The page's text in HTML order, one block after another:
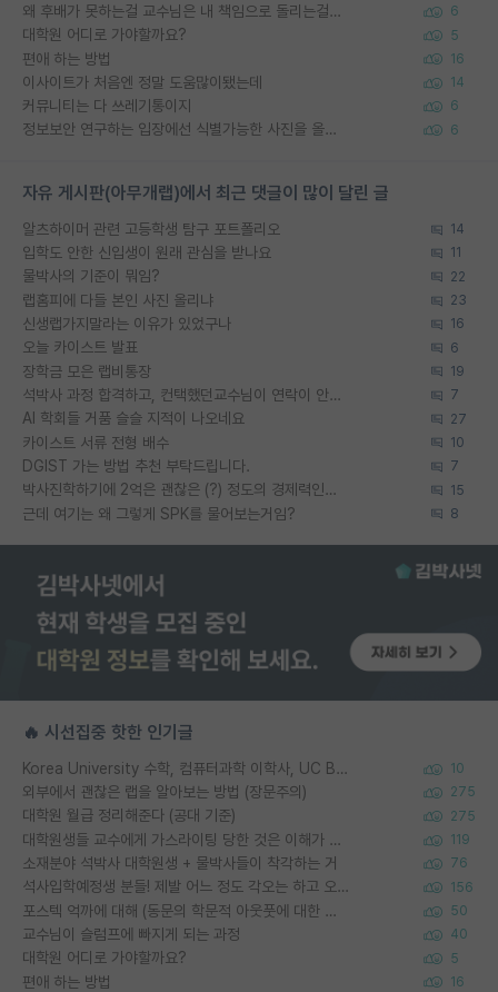
왜 후배가 못하는걸 교수님은 내 책임으로 돌리는걸까요? 6
대학원 어디로 가야할까요? 5
편애 하는 방법 16
이사이트가 처음엔 정말 도움많이됐는데 14
커뮤니티는 다 쓰레기통이지 6
정보보안 연구하는 입장에선 식별가능한 사진을 올리는건 비추이긴함 6
자유 게시판(아무개랩)에서 최근 댓글이 많이 달린 글
알츠하이머 관련 고등학생 탐구 포트폴리오 14
입학도 안한 신입생이 원래 관심을 받나요 11
물박사의 기준이 뭐임? 22
랩홈피에 다들 본인 사진 올리냐 23
신생랩가지말라는 이유가 있었구나 16
오늘 카이스트 발표 6
장학금 모은 랩비통장 19
석박사 과정 합격하고, 컨택했던교수님이 연락이 안됩니다... 7
AI 학회들 거품 슬슬 지적이 나오네요 27
카이스트 서류 전형 배수 10
DGIST 가는 방법 추천 부탁드립니다. 7
박사진학하기에 2억은 괜찮은 (?) 정도의 경제력인가요 15
근데 여기는 왜 그렇게 SPK를 물어보는거임? 8
🔥 시선집중 핫한 인기글
Korea University 수학, 컴퓨터과학 이학사, UC Berkeley 산업공학 대학원 공학박사가 되는 것은 쉽지 않겠죠? 10
외부에서 괜찮은 랩을 알아보는 방법 (장문주의) 275
대학원 월급 정리해준다 (공대 기준) 275
대학원생들 교수에게 가스라이팅 당한 것은 이해가 갑니다. 안타깝네요. 119
소재분야 석박사 대학원생 + 물박사들이 착각하는 거 76
석사입학예정생 분들! 제발 어느 정도 각오는 하고 오세요. 156
포스텍 억까에 대해 (동문의 학문적 아웃풋에 대한 반박) 50
교수님이 슬럼프에 빠지게 되는 과정 40
대학원 어디로 가야할까요? 5
편애 하는 방법 16